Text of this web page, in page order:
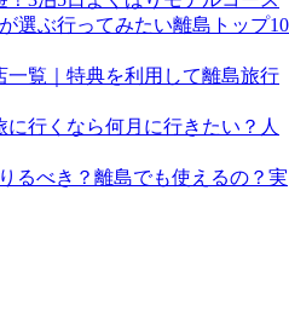
選ぶ行ってみたい離島トップ10
一覧｜特典を利用して離島旅行
行くなら何月に行きたい？人
るべき？離島でも使えるの？実